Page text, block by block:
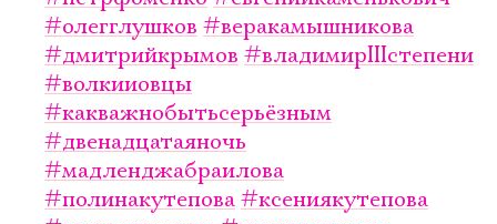
#олегглушков #веракамышникова
#дмитрийкрымов #владимирIIIстепени
#волкииовцы
#какважнобытьсерьёзным
#двенадцатаяночь
#мадленджабраилова
#полинакутепова#ксениякутепова